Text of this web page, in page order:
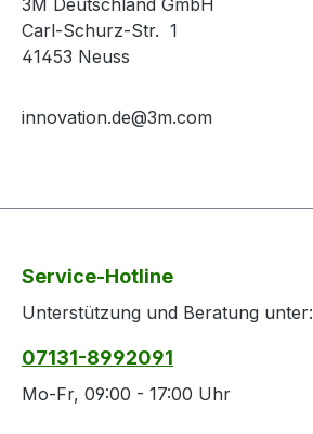
3M Deutschland GmbH
Carl-Schurz-Str. 1
41453 Neuss
innovation.de@3m.com
Service-Hotline
Unterstützung und Beratung unter:
07131-8992091
Mo-Fr, 09:00 - 17:00 Uhr